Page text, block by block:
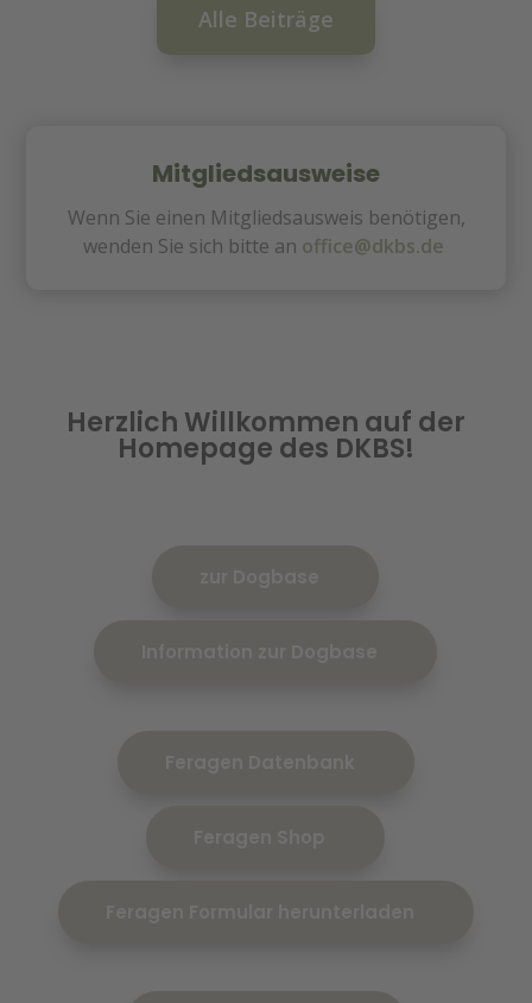
Alle Beiträge
Mitgliedsausweise
Wenn Sie einen Mitgliedsausweis benötigen,
wenden Sie sich bitte an office@dkbs.de
Herzlich Willkommen auf der
Homepage des DKBS!